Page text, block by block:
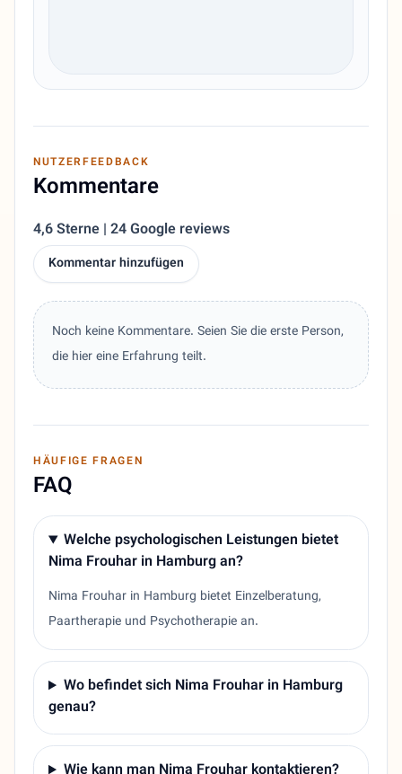
NUTZERFEEDBACK
Kommentare
4,6 Sterne | 24 Google reviews
Kommentar hinzufügen
Noch keine Kommentare. Seien Sie die erste Person,
die hier eine Erfahrung teilt.
HÄUFIGE FRAGEN
FAQ
Welche psychologischen Leistungen bietet
Nima Frouhar in Hamburg an?
Nima Frouhar in Hamburg bietet Einzelberatung,
Paartherapie und Psychotherapie an.
Wo befindet sich Nima Frouhar in Hamburg
genau?